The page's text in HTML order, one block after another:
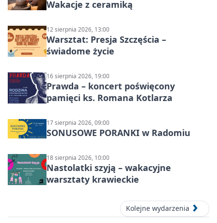
Wakacje z ceramiką
12 sierpnia 2026, 13:00
Warsztat: Presja Szczęścia –
świadome życie
16 sierpnia 2026, 19:00
Prawda – koncert poświęcony
pamięci ks. Romana Kotlarza
17 sierpnia 2026, 09:00
SONUSOWE PORANKI w Radomiu
18 sierpnia 2026, 10:00
Nastolatki szyją – wakacyjne
warsztaty krawieckie
Kolejne wydarzenia